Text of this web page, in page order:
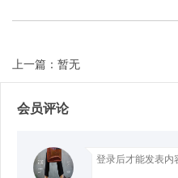
上一篇：暂无
会员评论